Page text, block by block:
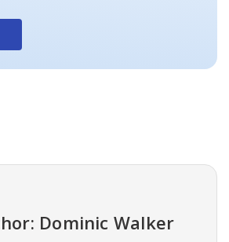
Dominic Walker